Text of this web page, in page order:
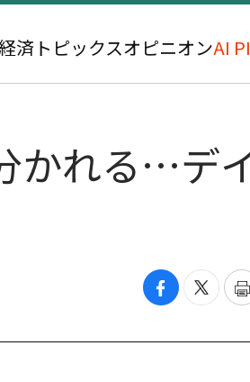
済 トピックスオピニオンAI
かれる…デ